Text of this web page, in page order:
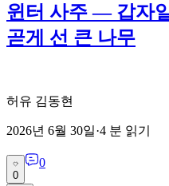
윈터 사주 — 갑자
곧게 선 큰 나무
허유 김동현
2026년 6월 30일·4 분 읽기
0
0